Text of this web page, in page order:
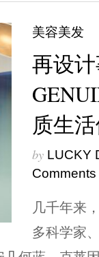
美容美发
再设
质生
by LUCKY
Comments
几千年来
多科学家